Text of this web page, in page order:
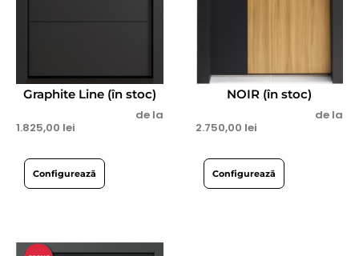
Graphite Line (în stoc)
de la
1.825,00 lei
Configurează
NOIR (în stoc)
de la
2.750,00 lei
Configurează